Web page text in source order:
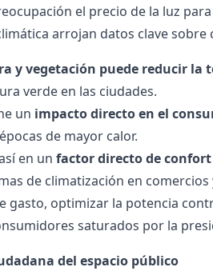
el precio de la luz
arrojan datos clave
y vegetación puede reducir la
verde en las ciudades.
un impacto directo en el
de mayor calor.
en un factor directo de
de climatización en comercios
gasto, optimizar la potencia
saturados por la
del espacio público